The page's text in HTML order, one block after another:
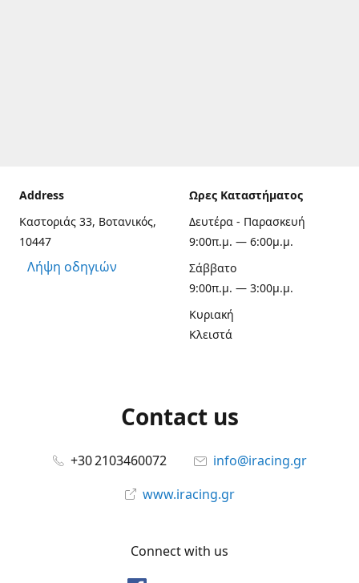
Address
Καστοριάς 33, Βοτανικός,
10447
Λήψη οδηγιών
Ωρες Καταστήματος
Δευτέρα - Παρασκευή
9:00π.μ. — 6:00μ.μ.
Σάββατο
9:00π.μ. — 3:00μ.μ.
Κυριακή
Κλειστά
Contact us
+30 2103460072
info@iracing.gr
www.iracing.gr
Connect with us